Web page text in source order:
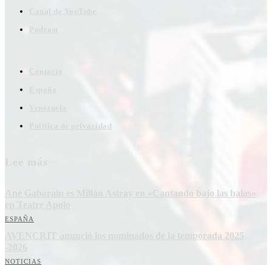
Canal de YouTube
Política de privacidad
Ane Gabarain es Millán Astray en «Cantando bajo las balas»
ESPAÑA
AVENCRIT anunció los nominados de la temporada 2025
NOTICIAS